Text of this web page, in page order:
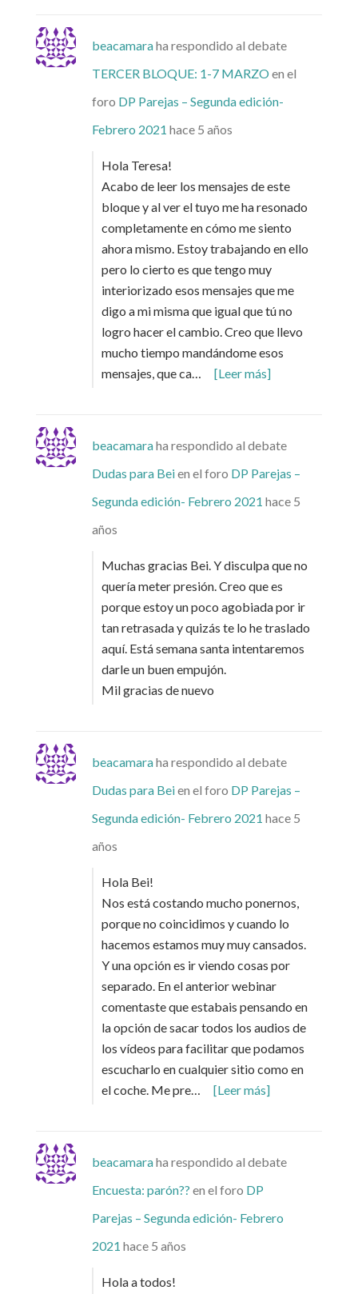
beacamaraha respondido al debate
TERCER BLOQUE: 1-7 MARZOen el
foro DP Parejas – Segunda edición-
Febrero 2021 hace 5 años
Hola Teresa!
Acabo de leer los mensajes de este
bloque y al ver el tuyo me ha resonado
completamente en cómo me siento
ahora mismo. Estoy trabajando en ello
pero lo cierto es que tengo muy
interiorizado esos mensajes que me
digo a mi misma que igual que tú no
logro hacer el cambio. Creo que llevo
mucho tiempo mandándome esos
mensajes, que ca…
[Leer más]
beacamaraha respondido al debate
Dudas para Beien el foro DP Parejas –
Segunda edición- Febrero 2021 hace 5
años
Muchas gracias Bei. Y disculpa que no
quería meter presión. Creo que es
porque estoy un poco agobiada por ir
tan retrasada y quizás te lo he traslado
aquí. Está semana santa intentaremos
darle un buen empujón.
Mil gracias de nuevo
beacamaraha respondido al debate
Dudas para Beien el foro DP Parejas –
Segunda edición- Febrero 2021 hace 5
años
Hola Bei!
Nos está costando mucho ponernos,
porque no coincidimos y cuando lo
hacemos estamos muy muy cansados.
Y una opción es ir viendo cosas por
separado. En el anterior webinar
comentaste que estabais pensando en
la opción de sacar todos los audios de
los vídeos para facilitar que podamos
escucharlo en cualquier sitio como en
el coche. Me pre…
[Leer más]
beacamaraha respondido al debate
Encuesta: parón?? en el foro DP
Parejas – Segunda edición- Febrero
2021 hace 5 años
Hola a todos!